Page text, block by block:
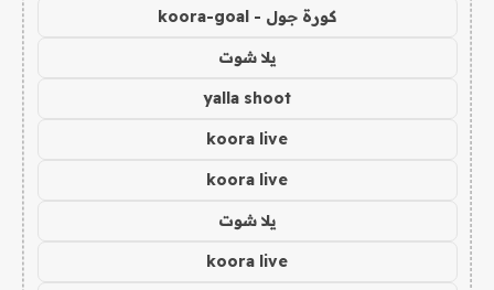
كورة جول - koora-goal
يلا شوت
yalla shoot
koora live
koora live
يلا شوت
koora live